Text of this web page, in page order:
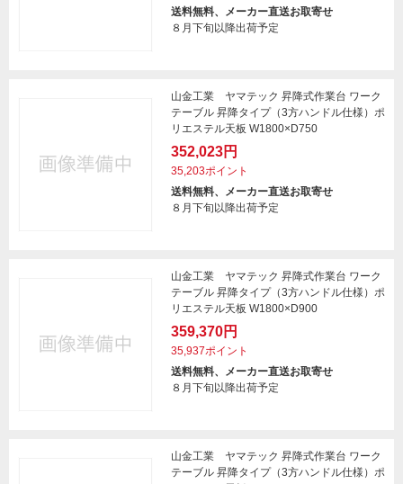
送料無料、メーカー直送お取寄せ
８月下旬以降出荷予定
山金工業 ヤマテック 昇降式作業台 ワーク
テーブル 昇降タイプ（3方ハンドル仕様）ポ
リエステル天板 W1800×D750
352,023円
35,203ポイント
送料無料、メーカー直送お取寄せ
８月下旬以降出荷予定
山金工業 ヤマテック 昇降式作業台 ワーク
テーブル 昇降タイプ（3方ハンドル仕様）ポ
リエステル天板 W1800×D900
359,370円
35,937ポイント
送料無料、メーカー直送お取寄せ
８月下旬以降出荷予定
山金工業 ヤマテック 昇降式作業台 ワーク
テーブル 昇降タイプ（3方ハンドル仕様）ポ